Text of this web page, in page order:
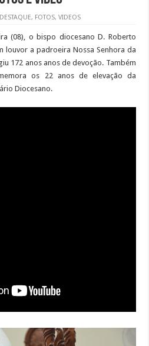
DESTAQUE, FOTOS,VIDEOS
(08), o bispo diocesano D. Roberto
louvor a padroeira Nossa Senhora da
172 anos anos de devoção. Também
os 22 anos de elevação da
Diocesano.